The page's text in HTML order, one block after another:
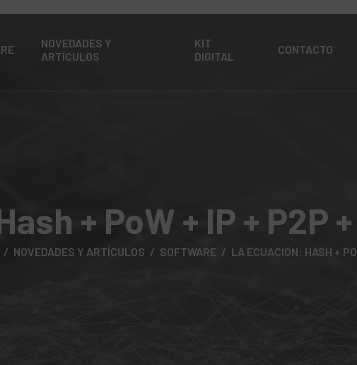
NOVEDADES Y
ARTÍCULOS
KIT
DIGITAL
CONTACTO
+ PoW + IP + P2P
NOVEDADES Y ARTÍCULOS SOFTWARE LA ECUACIÓN: HASH +